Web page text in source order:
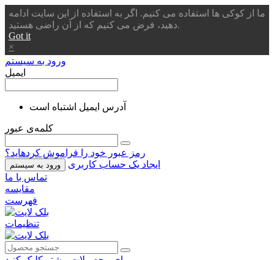
ما از کوکی ها استفاده می کنیم. اگر به استفاده از این سایت ادامه
دهید، فرض می کنیم که از آن راضی هستید.
Got it
×
ورود به سیستم
ایمیل
آدرس ایمیل اشتباه است
کلمه‌ی عبور
رمز عبور خود را فراموش کردهاید؟
ورود به سیستم
ایجاد یک حساب کاربری
تماس با ما
مقایسه
فهرست
تنظیمات